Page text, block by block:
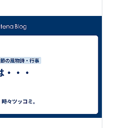
（法政策学専攻）修士課
科（先端情報学専攻）博
科・国際関係学科に改
科（生命科学専攻）修士課